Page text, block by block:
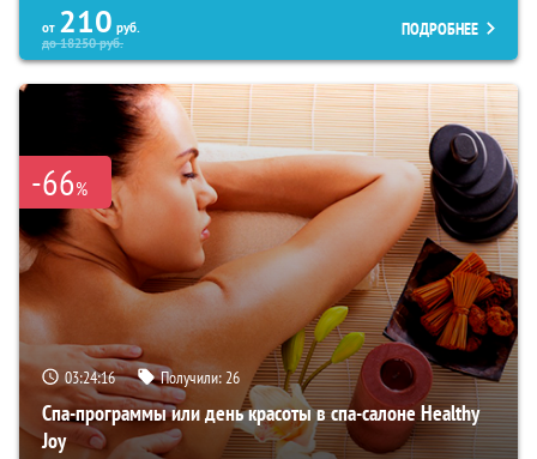
от 210 руб.
до18250руб.
ПОДРОБНЕЕ
-66%
03:24:15 Получили:26
Спа-программы или день красоты в спа-салоне Healthy
Joy